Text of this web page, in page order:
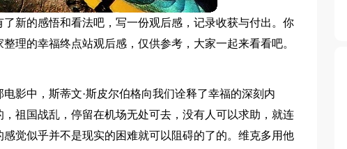
新的感悟和看法吧，写一份观后感，记录收获与付出。你
理的幸福终点站观后感，仅供参考，大家一起来看看吧。
影中，斯蒂文·斯皮尔伯格向我们诠释了幸福的深刻内
祖国战乱，停留在机场无处可去，没有人可以求助，就连
觉似乎并不是现实的困难就可以阻碍的了的。维克多用他